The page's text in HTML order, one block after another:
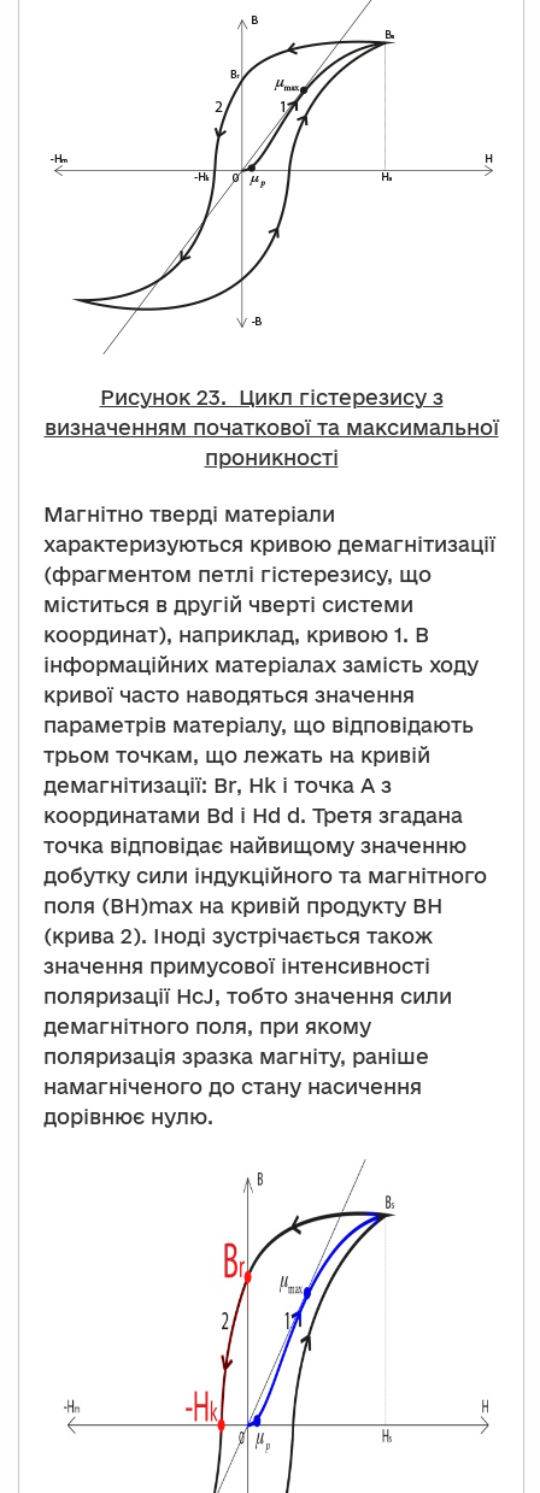
Рисунок 23. Цикл гістерезису з
визначенням початкової та максимальної
проникності
Магнітно тверді матеріали
характеризуються кривою демагнітизації
(фрагментом петлі гістерезису, що
міститься в другій чверті системи
координат), наприклад, кривою 1. В
інформаційних матеріалах замість ходу
кривої часто наводяться значення
параметрів матеріалу, що відповідають
трьом точкам, що лежать на кривій
демагнітизації: Br, Hk і точка A з
координатами Bd і Hd d. Третя згадана
точка відповідає найвищому значенню
добутку сили індукційного та магнітного
поля (BH)max на кривій продукту BH
(крива 2). Іноді зустрічається також
значення примусової інтенсивності
поляризації HcJ, тобто значення сили
демагнітного поля, при якому
поляризація зразка магніту, раніше
намагніченого до стану насичення
дорівнює нулю.